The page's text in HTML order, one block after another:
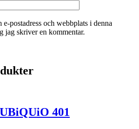
e-postadress och webbplats i denna
jag skriver en kommentar.
401